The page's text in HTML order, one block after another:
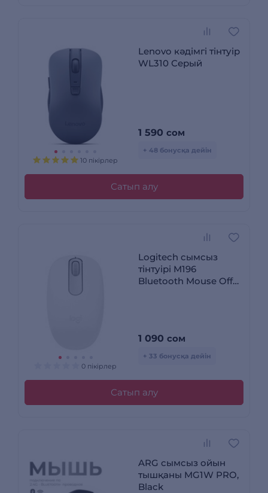
10 пікірлер
Lenovo кәдімгі тінтуір
WL310 Серый
1 590 сом
+ 48 бонусқа дейін
Сатып алу
0 пікірлер
Logitech сымсыз
тінтуірі M196
Bluetooth Mouse Off
1 090 сом
+ 33 бонусқа дейін
Сатып алу
ARG сымсыз ойын
тышқаны MG1W PRO,
Black